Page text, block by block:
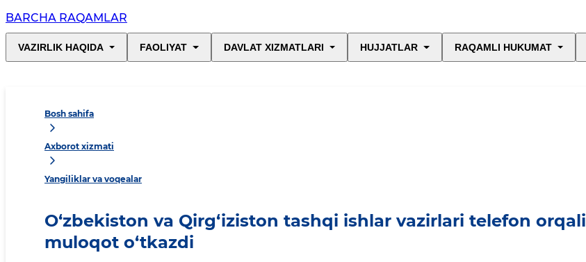
BARCHA RAQAMLAR
VAZIRLIK HAQIDA FAOLIYAT DAVLAT XIZMATLARI HUJJATLAR RAQAMLI HUKUMAT
Bosh sahifa
Axborot xizmati
Yangiliklar va voqealar
O‘zbekiston va Qirg‘iziston tashqi ishlar vazirlari telefon orqali
muloqot o‘tkazdi